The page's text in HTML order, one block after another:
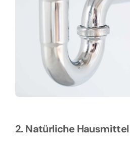
2. Natürliche Hausmittel